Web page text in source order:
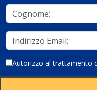
Autorizzo al trattamento